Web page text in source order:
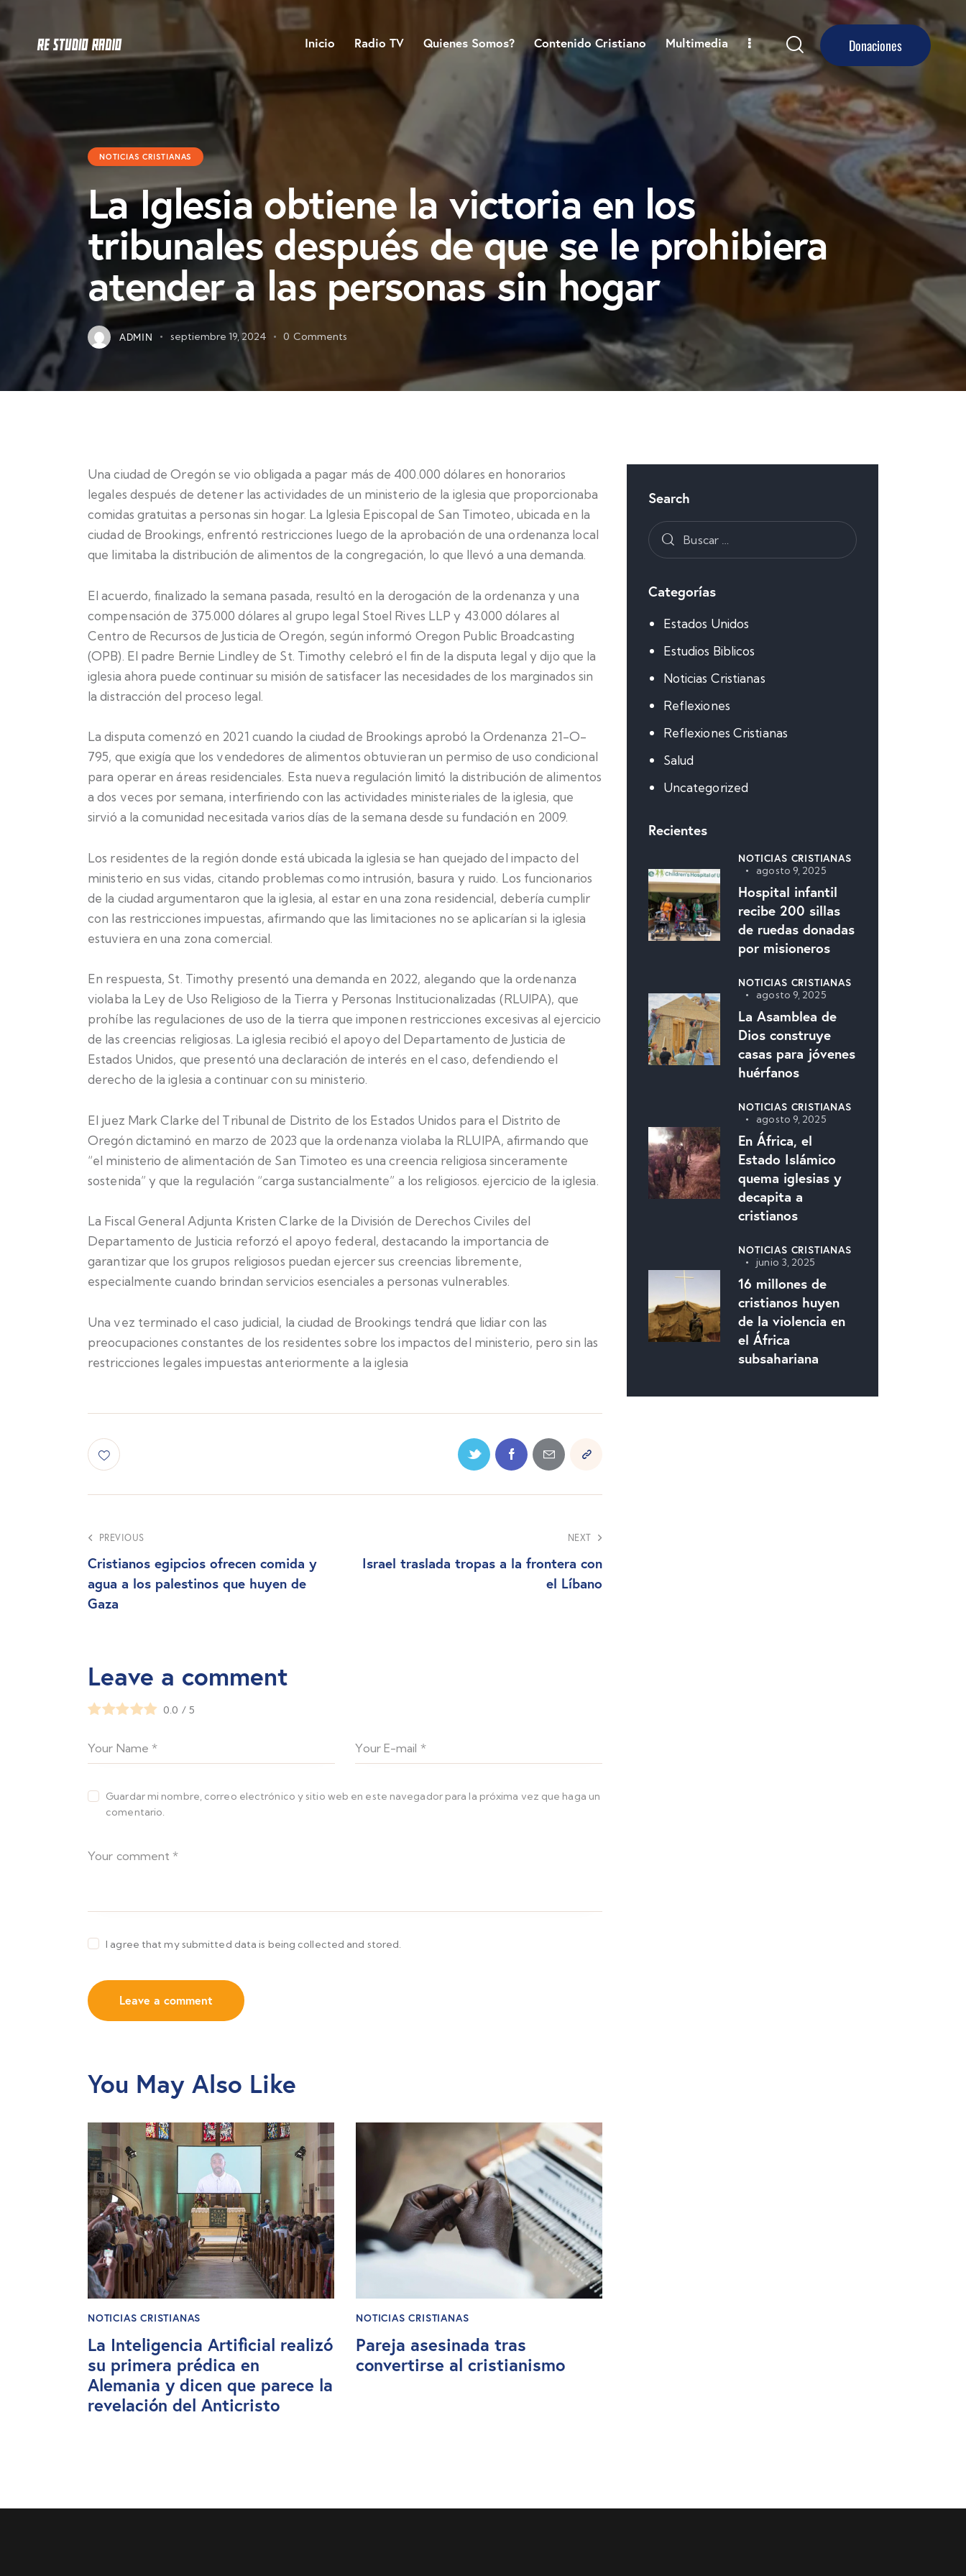
Inicio Radio TV Quienes Somos? Contenido Cristiano Multimedia Donaciones
NOTICIAS CRISTIANAS
La Iglesia obtiene la victoria en los
tribunales después de que se le prohibiera
atender a las personas sin hogar
ADMIN septiembre 19, 2024 0 Comments
Una ciudad de Oregón se vio obligada a pagar más de 400.000 dólares en honorarios
legales después de detener las actividades de un ministerio de la iglesia que proporcionaba
comidas gratuitas a personas sin hogar. La Iglesia Episcopal de San Timoteo, ubicada en la
ciudad de Brookings, enfrentó restricciones luego de la aprobación de una ordenanza local
que limitaba la distribución de alimentos de la congregación, lo que llevó a una demanda.
El acuerdo, finalizado la semana pasada, resultó en la derogación de la ordenanza y una
compensación de 375.000 dólares al grupo legal Stoel Rives LLP y 43.000 dólares al
Centro de Recursos de Justicia de Oregón, según informó Oregon Public Broadcasting
(OPB). El padre Bernie Lindley de St. Timothy celebró el fin de la disputa legal y dijo que la
iglesia ahora puede continuar su misión de satisfacer las necesidades de los marginados sin
la distracción del proceso legal.
La disputa comenzó en 2021 cuando la ciudad de Brookings aprobó la Ordenanza 21-O-
795, que exigía que los vendedores de alimentos obtuvieran un permiso de uso condicional
para operar en áreas residenciales. Esta nueva regulación limitó la distribución de alimentos
a dos veces por semana, interfiriendo con las actividades ministeriales de la iglesia, que
sirvió a la comunidad necesitada varios días de la semana desde su fundación en 2009.
Los residentes de la región donde está ubicada la iglesia se han quejado del impacto del
ministerio en sus vidas, citando problemas como intrusión, basura y ruido. Los funcionarios
de la ciudad argumentaron que la iglesia, al estar en una zona residencial, debería cumplir
con las restricciones impuestas, afirmando que las limitaciones no se aplicarían si la iglesia
estuviera en una zona comercial.
En respuesta, St. Timothy presentó una demanda en 2022, alegando que la ordenanza
violaba la Ley de Uso Religioso de la Tierra y Personas Institucionalizadas (RLUIPA), que
prohíbe las regulaciones de uso de la tierra que imponen restricciones excesivas al ejercicio
de las creencias religiosas. La iglesia recibió el apoyo del Departamento de Justicia de
Estados Unidos, que presentó una declaración de interés en el caso, defendiendo el
derecho de la iglesia a continuar con su ministerio.
El juez Mark Clarke del Tribunal de Distrito de los Estados Unidos para el Distrito de
Oregón dictaminó en marzo de 2023 que la ordenanza violaba la RLUIPA, afirmando que
“el ministerio de alimentación de San Timoteo es una creencia religiosa sinceramente
sostenida” y que la regulación “carga sustancialmente” a los religiosos. ejercicio de la iglesia.
La Fiscal General Adjunta Kristen Clarke de la División de Derechos Civiles del
Departamento de Justicia reforzó el apoyo federal, destacando la importancia de
garantizar que los grupos religiosos puedan ejercer sus creencias libremente,
especialmente cuando brindan servicios esenciales a personas vulnerables.
Una vez terminado el caso judicial, la ciudad de Brookings tendrá que lidiar con las
preocupaciones constantes de los residentes sobre los impactos del ministerio, pero sin las
restricciones legales impuestas anteriormente a la iglesia
PREVIOUS
Cristianos egipcios ofrecen comida y
agua a los palestinos que huyen de
Gaza
NEXT
Israel traslada tropas a la frontera con
el Líbano
Leave a comment
0.0 / 5
Guardar mi nombre, correo electrónico y sitio web en este navegador para la próxima vez que haga un
comentario.
I agree that my submitted data is being collected and stored.
You May Also Like
NOTICIAS CRISTIANAS
La Inteligencia Artificial realizó
su primera prédica en
Alemania y dicen que parece la
revelación del Anticristo
NOTICIAS CRISTIANAS
Pareja asesinada tras
convertirse al cristianismo
Search
Categorías
Estados Unidos
Estudios Biblicos
Noticias Cristianas
Reflexiones
Reflexiones Cristianas
Salud
Uncategorized
Recientes
NOTICIAS CRISTIANAS
agosto 9, 2025
Hospital infantil
recibe 200 sillas
de ruedas donadas
por misioneros
NOTICIAS CRISTIANAS
agosto 9, 2025
La Asamblea de
Dios construye
casas para jóvenes
huérfanos
NOTICIAS CRISTIANAS
agosto 9, 2025
En África, el
Estado Islámico
quema iglesias y
decapita a
cristianos
NOTICIAS CRISTIANAS
junio 3, 2025
16 millones de
cristianos huyen
de la violencia en
el África
subsahariana